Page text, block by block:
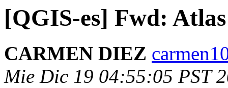
[QGIS-es] Fwd:
CARMEN DIEZ
Mie Dic 19 04:55:05 PST